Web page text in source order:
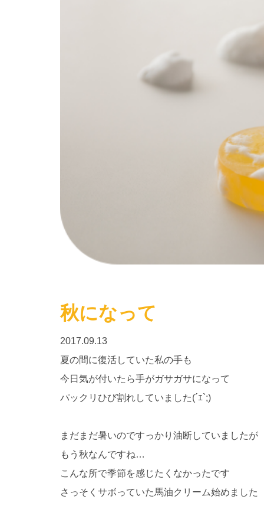
秋になって
2017.09.13
夏の間に復活していた私の手も
今日気が付いたら手がガサガサになって
パックリひび割れしていました(´ｴ`;)
まだまだ暑いのですっかり油断していましたが
もう秋なんですね…
こんな所で季節を感じたくなかったです
さっそくサボっていた馬油クリーム始めました